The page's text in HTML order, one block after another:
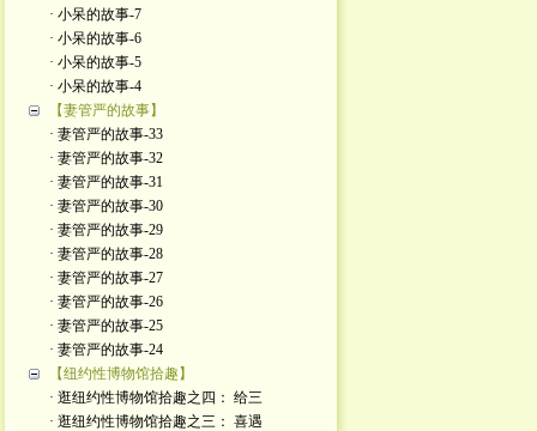
· 小呆的故事-7
· 小呆的故事-6
· 小呆的故事-5
· 小呆的故事-4
【妻管严的故事】
· 妻管严的故事-33
· 妻管严的故事-32
· 妻管严的故事-31
· 妻管严的故事-30
· 妻管严的故事-29
· 妻管严的故事-28
· 妻管严的故事-27
· 妻管严的故事-26
· 妻管严的故事-25
· 妻管严的故事-24
【纽约性博物馆拾趣】
· 逛纽约性博物馆拾趣之四： 给三
· 逛纽约性博物馆拾趣之三： 喜遇